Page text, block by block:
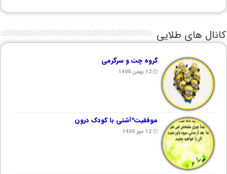
کانال های طلایی
گروه چت و سرگرمی
12 بهمن 1400
موفقیت*آشتی با کودک درون
12 مهر 1400